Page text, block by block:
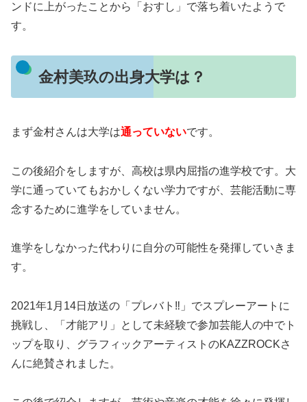
ンドに上がったことから「おすし」で落ち着いたようで
す。
金村美玖の出身大学は？
まず金村さんは大学は通っていないです。
この後紹介をしますが、高校は県内屈指の進学校です。大
学に通っていてもおかしくない学力ですが、芸能活動に専
念するために進学をしていません。
進学をしなかった代わりに自分の可能性を発揮していきま
す。
2021年1月14日放送の「プレバト‼」でスプレーアートに
挑戦し、「才能アリ」として未経験で参加芸能人の中でト
ップを取り、グラフィックアーティストのKAZZROCKさ
んに絶賛されました。